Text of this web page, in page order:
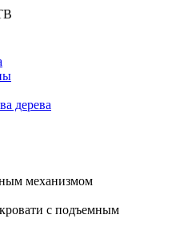
дерева
механизмом
с подъемным